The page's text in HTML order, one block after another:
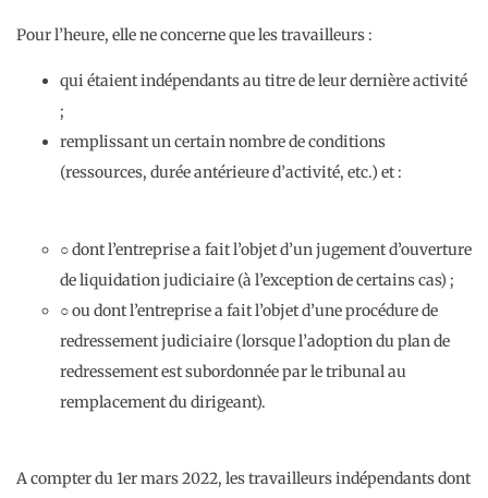
Pour l’heure, elle ne concerne que les travailleurs :
qui étaient indépendants au titre de leur dernière activité
;
remplissant un certain nombre de conditions
(ressources, durée antérieure d’activité, etc.) et :
○ dont l’entreprise a fait l’objet d’un jugement d’ouverture
de liquidation judiciaire (à l’exception de certains cas) ;
○ ou dont l’entreprise a fait l’objet d’une procédure de
redressement judiciaire (lorsque l’adoption du plan de
redressement est subordonnée par le tribunal au
remplacement du dirigeant).
A compter du 1er mars 2022, les travailleurs indépendants dont